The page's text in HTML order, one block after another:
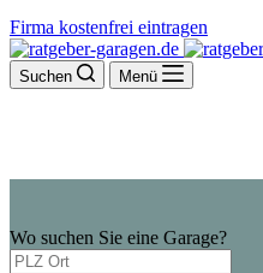
Firma kostenfrei eintragen
Suchen Menü
Wo suchen Sie eine Garage?